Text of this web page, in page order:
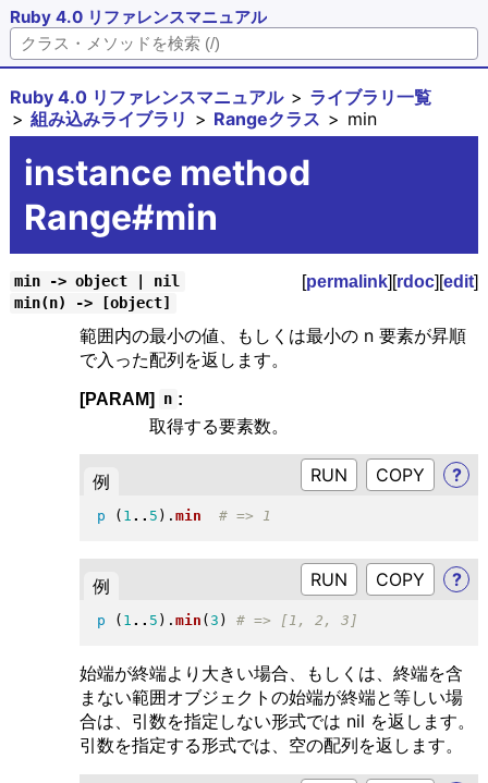
Ruby 4.0 リファレンスマニュアル
Ruby 4.0 リファレンスマニュアル
ライブラリ一覧
組み込みライブラリ
Rangeクラス min
instance method
Range#min
min -> object | nil [permalink][rdoc][edit]
min(n) -> [object]
範囲内の最小の値、もしくは最小の n 要素が昇順
で入った配列を返します。
[PARAM] n :
取得する要素数。
例 RUN ?
p ( 1 .. 5 ) . min
例 RUN ?
p ( 1 .. 5 ) . min ( 3 )
始端が終端より大きい場合、もしくは、終端を含
まない範囲オブジェクトの始端が終端と等しい場
合は、引数を指定しない形式では nil を返します。
引数を指定する形式では、空の配列を返します。